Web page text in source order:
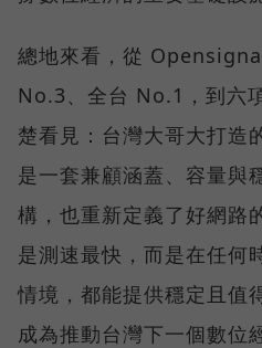
總地來看，從
No.3、全台 No.1，到六
楚看見：台灣大哥大打造
是一套兼顧涵蓋、容量與
構，也重新定義了好網路
是測速最快，而是在任何
情境，都能提供穩定且值
成為推動台灣下一個數位